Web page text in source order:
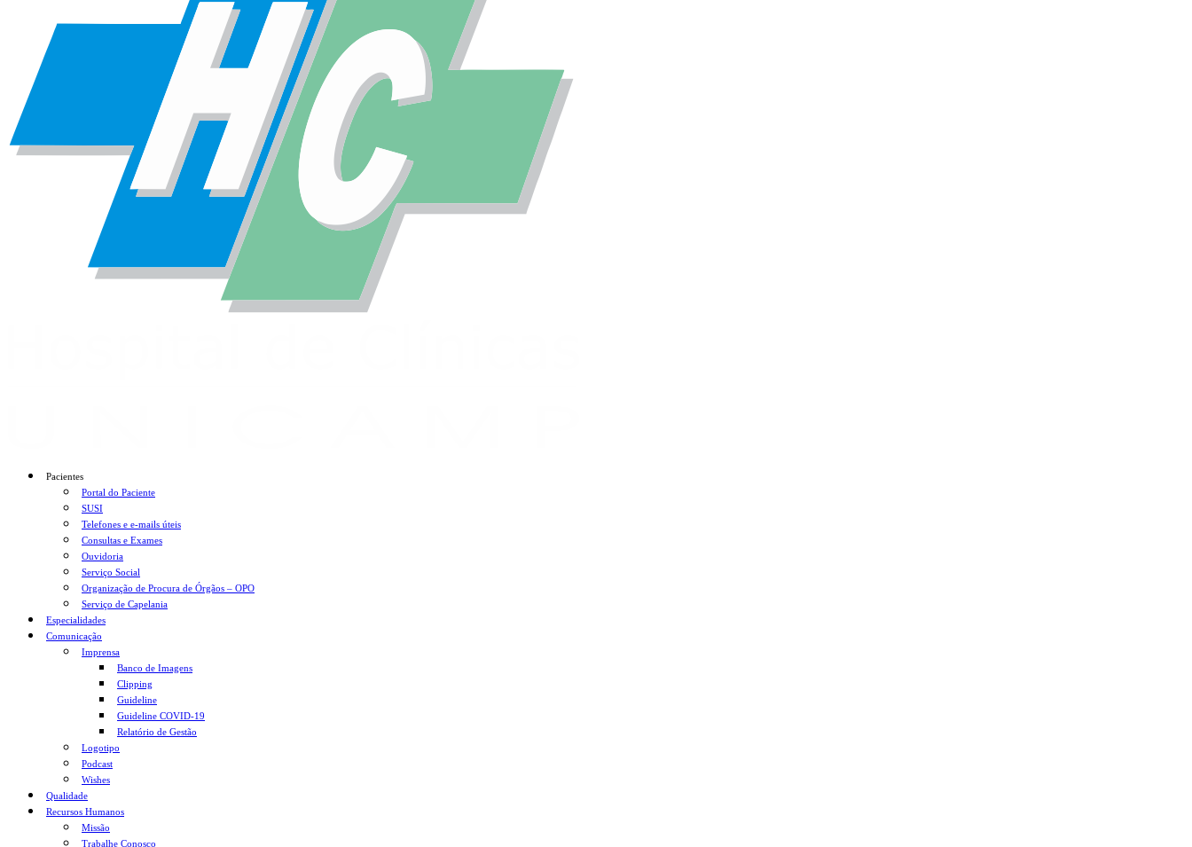
Pacientes
Portal do Paciente
SUSI
Telefones e e-mails úteis
Consultas e Exames
Ouvidoria
Serviço Social
Organização de Procura de Órgãos – OPO
Serviço de Capelania
Especialidades
Comunicação
Imprensa
Banco de Imagens
Clipping
Guideline
Guideline COVID-19
Relatório de Gestão
Logotipo
Podcast
Wishes
Qualidade
Recursos Humanos
Missão
Trabalhe Conosco